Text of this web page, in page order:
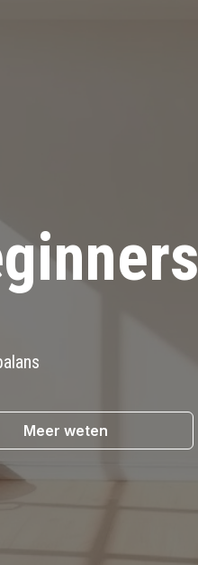
Meer weten